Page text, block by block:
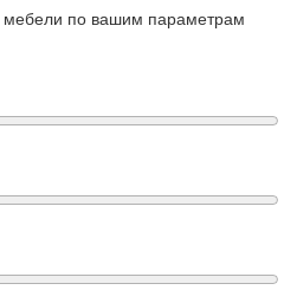
мебели по вашим параметрам